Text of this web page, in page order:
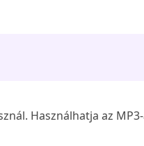
Használhatja az